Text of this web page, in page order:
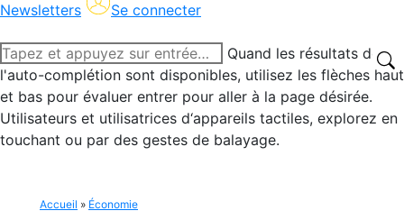
Newsletters
Se connecter
Recherche
:
Quand les résultats de
l'auto-complétion sont disponibles, utilisez les flèches haut
et bas pour évaluer entrer pour aller à la page désirée.
Utilisateurs et utilisatrices d‘appareils tactiles, explorez en
touchant ou par des gestes de balayage.
Accueil » Économie